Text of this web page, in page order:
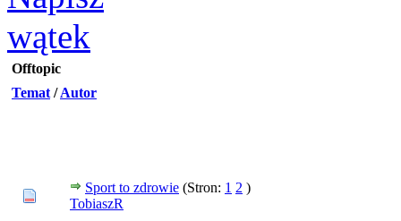
Offtopic
Temat /Autor
Sport to zdrowie (Stron: 1 2 )
TobiaszR